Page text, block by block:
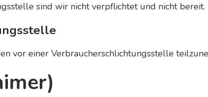
sind wir nicht verpflichtet und nicht bereit.
vor einer Verbraucherschlichtungsstelle